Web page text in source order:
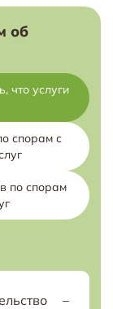
об
что услуги
спорам с
по спорам
–